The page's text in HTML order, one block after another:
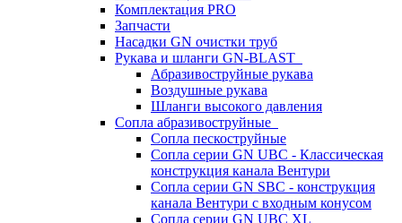
Комплектация PRO
Запчасти
Насадки GN очистки труб
Рукава и шланги GN-BLAST
Абразивоструйные рукава
Воздушные рукава
Шланги высокого давления
Сопла абразивоструйные
Сопла пескоструйные
Сопла серии GN UBC - Классическая
конструкция канала Вентури
Сопла серии GN SBC - конструкция
канала Вентури c входным конусом
Сопла серии GN UBC XL